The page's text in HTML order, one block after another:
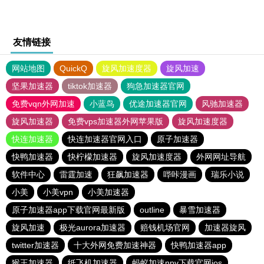
友情链接
网站地图 QuickQ 旋风加速度器
旋风加速
坚果加速器
tiktok加速器
狗急加速器官网
免费vqn外网加速
小蓝鸟 优途加速器官网
风驰加速器
旋风加速器
免费vps加速器外网苹果版
旋风加速度器
快连加速器
快连加速器官网入口
原子加速器
快鸭加速器
快柠檬加速器 旋风加速度器
外网网址导航
软件中心
雷霆加速 狂飙加速器 哔咔漫画
瑞乐小说
小美
小美vpn
小美加速器
原子加速器app下载官网最新版
outline
暴雪加速器
旋风加速
极光aurora加速器 赔钱机场官网
加速器旋风
twitter加速器
十大外网免费加速神器
快鸭加速器app